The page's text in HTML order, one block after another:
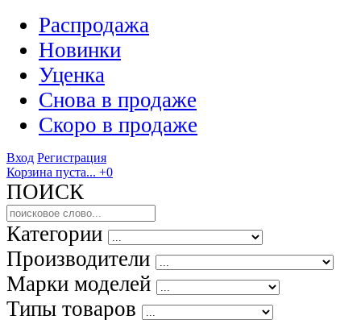
Распродажа
Новинки
Уценка
Снова в продаже
Скоро в продаже
Вход Регистрация
Корзина пуста... +0
ПОИСК
Категории
Производители
Марки моделей
Типы товаров